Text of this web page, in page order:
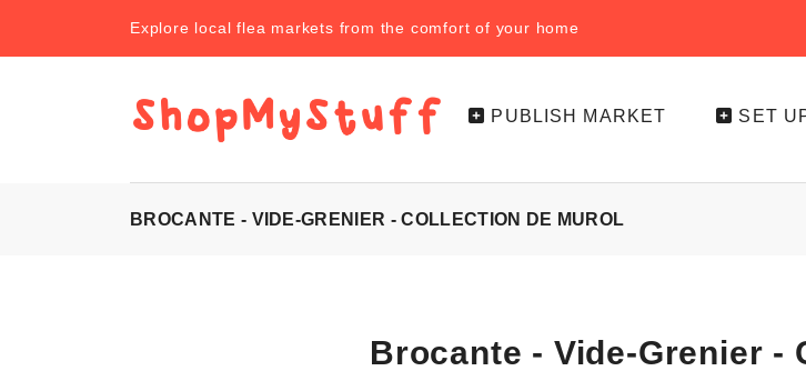
Explore local flea markets from the comfort of your home
PUBLISH MARKET SET
BROCANTE - VIDE-GRENIER - COLLECTION DE MUROL
Brocante - Vide-Grenier -